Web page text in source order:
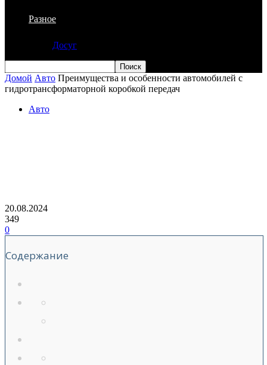
Разное
Досуг
Домой Авто Преимущества и особенности автомобилей с
гидротрансформаторной коробкой передач
Авто
20.08.2024
349
0
Содержание